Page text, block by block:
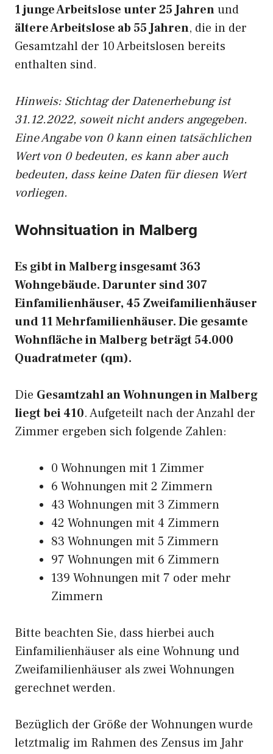
1 junge Arbeitslose unter 25 Jahrenund
ältere Arbeitslose ab 55 Jahren, die in der
Gesamtzahl der 10 Arbeitslosen bereits
enthalten sind.
Hinweis: Stichtag der Datenerhebung ist
31.12.2022, soweit nicht anders angegeben.
Eine Angabe von 0 kann einen tatsächlichen
Wert von 0 bedeuten, es kann aber auch
bedeuten, dass keine Daten für diesen Wert
vorliegen.
Wohnsituation in Malberg
Es gibt in Malberg insgesamt 363
Wohngebäude. Darunter sind 307
Einfamilienhäuser, 45 Zweifamilienhäuser
und 11 Mehrfamilienhäuser. Die gesamte
Wohnfläche in Malberg beträgt 54.000
Quadratmeter (qm).
Die Gesamtzahl an Wohnungen in Malberg
liegt bei 410. Aufgeteilt nach der Anzahl der
Zimmer ergeben sich folgende Zahlen:
0 Wohnungen mit 1 Zimmer
6 Wohnungen mit 2 Zimmern
43 Wohnungen mit 3 Zimmern
42 Wohnungen mit 4 Zimmern
83 Wohnungen mit 5 Zimmern
97 Wohnungen mit 6 Zimmern
139 Wohnungen mit 7 oder mehr
Zimmern
Bitte beachten Sie, dass hierbei auch
Einfamilienhäuser als eine Wohnung und
Zweifamilienhäuser als zwei Wohnungen
gerechnet werden.
Bezüglich der Größe der Wohnungen wurde
letztmalig im Rahmen des Zensus im Jahr